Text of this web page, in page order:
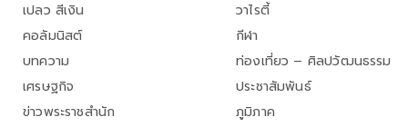
เปลว สีเงิน
คอลัมนิสต์
บทความ
เศรษฐกิจ
ข่าวพระราชสำนัก
วาไรตี้
กีฬา
ท่องเที่ยว – ศิลปวัฒนธรรม
ประชาสัมพันธ์
ภูมิภาค